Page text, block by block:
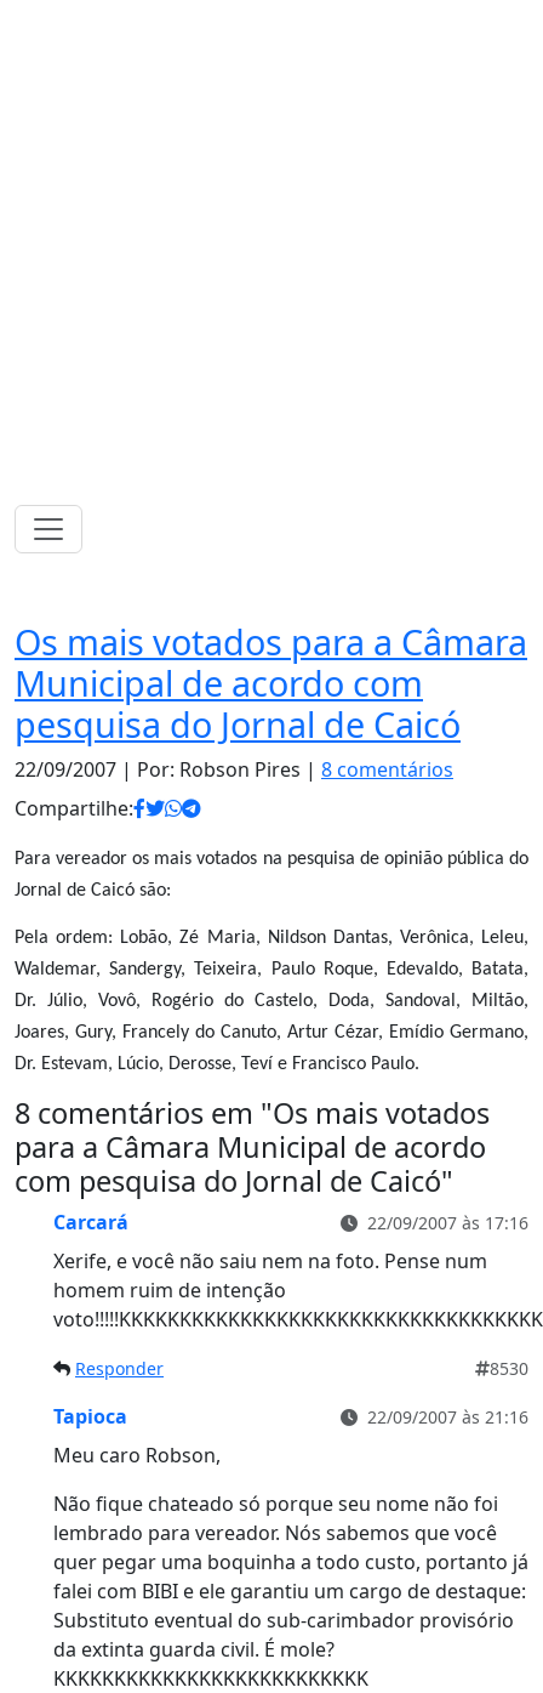
Os mais votados para a Câmara
Municipal de acordo com
pesquisa do Jornal de Caicó
22/09/2007 | Por: Robson Pires | 8 comentários
Compartilhe:
Para vereador os mais votados na pesquisa de opinião pública do
Jornal de Caicó são:
Pela ordem: Lobão, Zé Maria, Nildson Dantas, Verônica, Leleu,
Waldemar, Sandergy, Teixeira, Paulo Roque, Edevaldo, Batata,
Dr. Júlio, Vovô, Rogério do Castelo, Doda, Sandoval, Miltão,
Joares, Gury, Francely do Canuto, Artur Cézar, Emídio Germano,
Dr. Estevam, Lúcio, Derosse, Teví e Francisco Paulo.
8 comentários em "Os mais votados
para a Câmara Municipal de acordo
com pesquisa do Jornal de Caicó"
Carcará 22/09/2007 às 17:16
Xerife, e você não saiu nem na foto. Pense num
homem ruim de intenção
Responder 8530
Tapioca 22/09/2007 às 21:16
Meu caro Robson,
Não fique chateado só porque seu nome não foi
lembrado para vereador. Nós sabemos que você
quer pegar uma boquinha a todo custo, portanto já
falei com BIBI e ele garantiu um cargo de destaque:
Substituto eventual do sub-carimbador provisório
da extinta guarda civil. É mole?
KKKKKKKKKKKKKKKKKKKKKKKKKK